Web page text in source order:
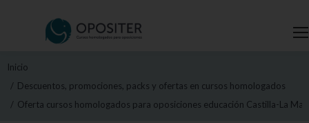
Estás aquí:
Inicio
Descuentos, promociones, packs y ofertas en cursos homologados
Oferta cursos homologados para oposiciones educación Castilla-La